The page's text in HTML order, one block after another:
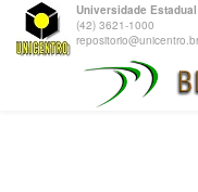
Universidade
(42) 3621-1000
repositorio@unicentro.br